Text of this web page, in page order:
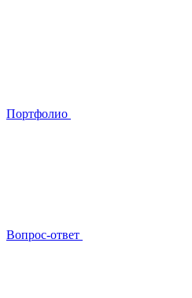
Портфолио
Вопрос-ответ